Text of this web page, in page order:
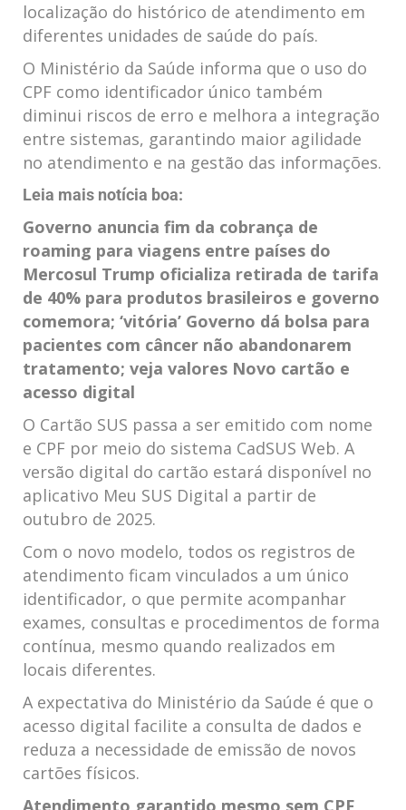
localização do histórico de atendimento em
diferentes unidades de saúde do país.
O Ministério da Saúde informa que o uso do
CPF como identificador único também
diminui riscos de erro e melhora a integração
entre sistemas, garantindo maior agilidade
no atendimento e na gestão das informações.
Leia mais notícia boa:
Governo anuncia fim da cobrança de
roaming para viagens entre países do
Mercosul Trump oficializa retirada de tarifa
de 40% para produtos brasileiros e governo
comemora; ‘vitória’ Governo dá bolsa para
pacientes com câncer não abandonarem
tratamento; veja valores Novo cartão e
acesso digital
O Cartão SUS passa a ser emitido com nome
e CPF por meio do sistema CadSUS Web. A
versão digital do cartão estará disponível no
aplicativo Meu SUS Digital a partir de
outubro de 2025.
Com o novo modelo, todos os registros de
atendimento ficam vinculados a um único
identificador, o que permite acompanhar
exames, consultas e procedimentos de forma
contínua, mesmo quando realizados em
locais diferentes.
A expectativa do Ministério da Saúde é que o
acesso digital facilite a consulta de dados e
reduza a necessidade de emissão de novos
cartões físicos.
Atendimento garantido mesmo sem CPF